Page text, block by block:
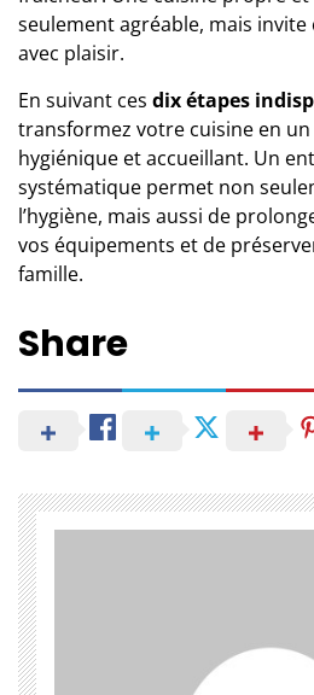
seulement agréable, mais
avec plaisir.
En suivant ces dix étapes
transformez votre cuisine en
hygiénique et accueillant. Un
systématique permet non
l’hygiène, mais aussi de
vos équipements et de
famille.
Share